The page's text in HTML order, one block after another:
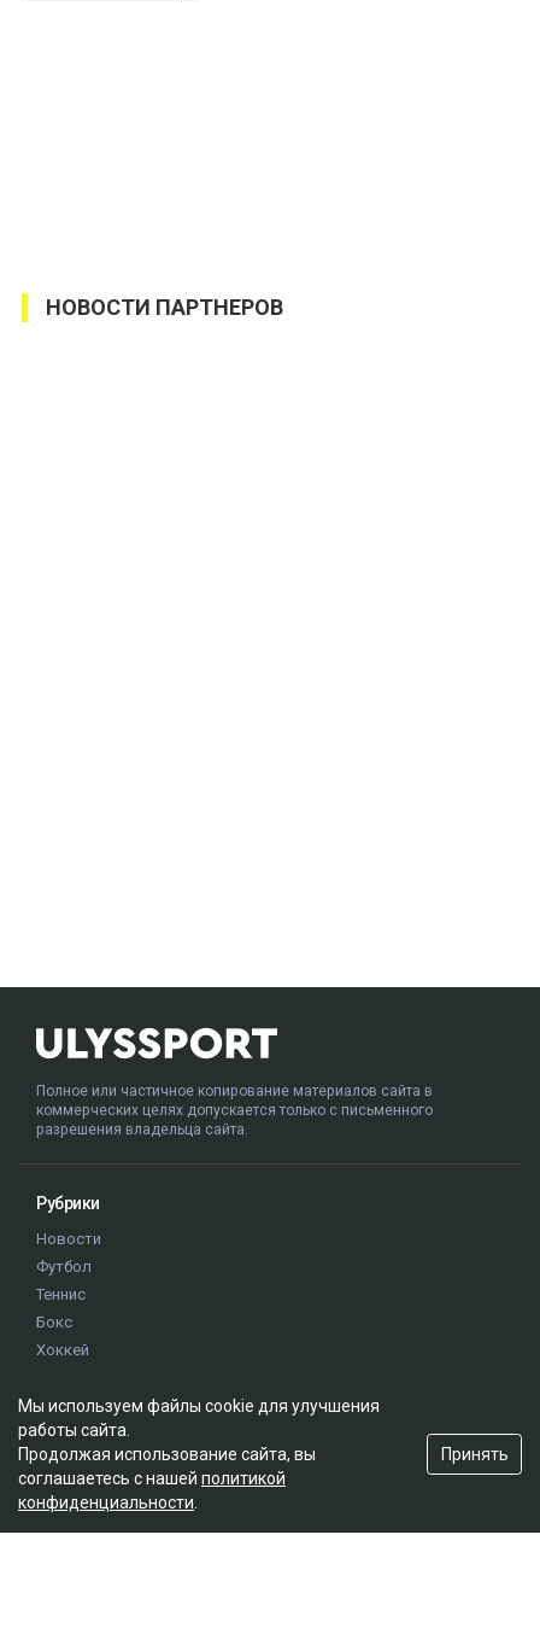
НОВОСТИ ПАРТНЕРОВ
Полное или частичное копирование материалов сайта в
коммерческих целях допускается только с письменного
разрешения владельца сайта.
Рубрики
Новости
Футбол
Теннис
Бокс
Хоккей
Истории
Олимпиада
Редакция
О проекте
Мы используем файлы cookie для улучшения
работы сайта.
Продолжая использование сайта, вы
соглашаетесь с нашей политикой
конфиденциальности
Принять